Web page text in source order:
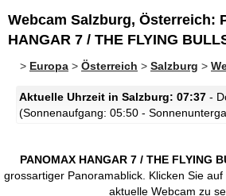
Webcam Salzburg, Österreich:
HANGAR 7 / THE FLYING
> Europa > Österreich > Salzburg >
Aktuelle Uhrzeit in Salzburg: 07:37 -
(Sonnenaufgang: 05:50 -
PANOMAX HANGAR 7 / THE FLYING
grossartiger Panoramablick. Klicken Sie
aktuelle Webcam zu